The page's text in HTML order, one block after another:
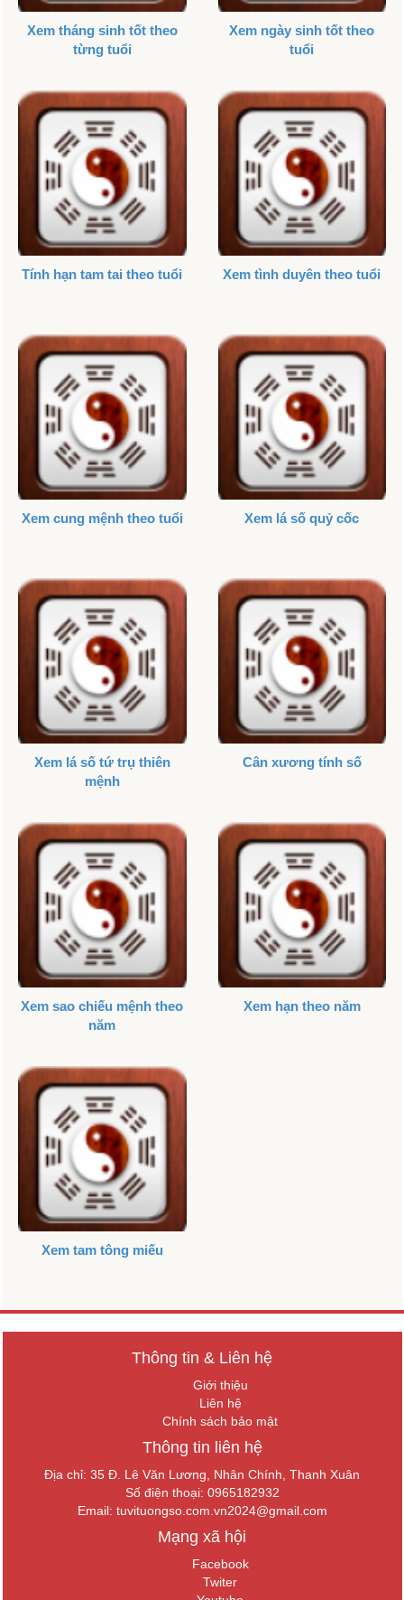
Xem tháng sinh tốt theo
từng tuổi
Xem ngày sinh tốt theo
tuổi
Tính hạn tam tai theo tuổi Xem tình duyên theo tuổi
Xem cung mệnh theo tuổi Xem lá số quỷ cốc
Xem lá số tứ trụ thiên
mệnh
Cân xương tính số
Xem sao chiếu mệnh theo
năm
Xem hạn theo năm
Xem tam tông miếu
Thông tin & Liên hệ
Giới thiệu
Liên hệ
Chính sách bảo mật
Thông tin liên hệ
Địa chỉ: 35 Đ. Lê Văn Lương, Nhân Chính, Thanh Xuân
Số điện thoại: 0965182932
Email: tuvituongso.com.vn2024@gmail.com
Mạng xã hội
Facebook
Twiter